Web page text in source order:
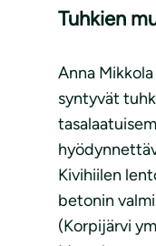
Tuhkien
Anna
syntyvät
Kivihiilen
betonin
(Korpijärvi